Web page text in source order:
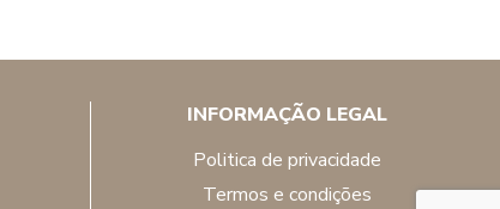
INFORMAÇÃO LEGAL
politica de privacidade
termos e condições